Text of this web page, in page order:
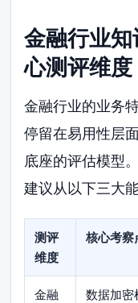
金融行业
心测评维度
金融行业的业务
停留在易用性层
底座的评估模型
建议从以下三大
测评
维度
核心考察
金融
数据加密